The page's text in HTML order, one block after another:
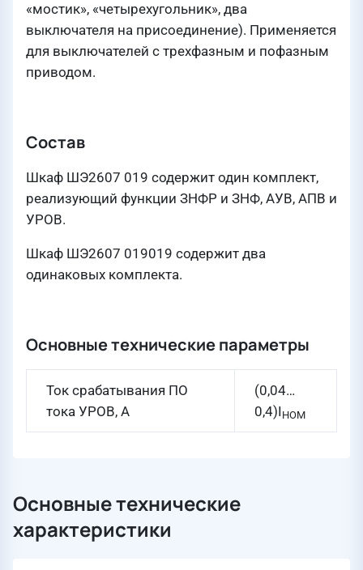
«мостик», «четырехугольник», два
выключателя на присоединение). Применяется
для выключателей с трехфазным и пофазным
приводом.
Состав
Шкаф ШЭ2607 019 содержит один комплект,
реализующий функции ЗНФР и ЗНФ, АУВ, АПВ и
УРОВ.
Шкаф ШЭ2607 019019 содержит два
одинаковых комплекта.
Основные технические параметры
Ток срабатывания ПО
тока УРОВ, А
(0,04…
0,4)IНОМ
Основные технические
характеристики